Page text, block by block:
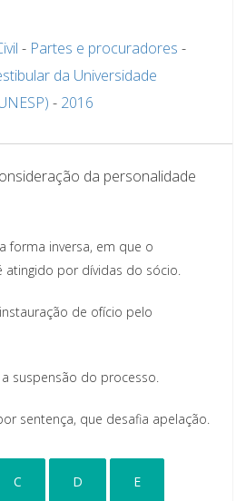
- Partes e procuradores -
da Universidade
- 2016
da personalidade
forma inversa, em que o
por dívidas do sócio.
de ofício pelo
suspensão do processo.
sentença, que desafia apelação.
C D E